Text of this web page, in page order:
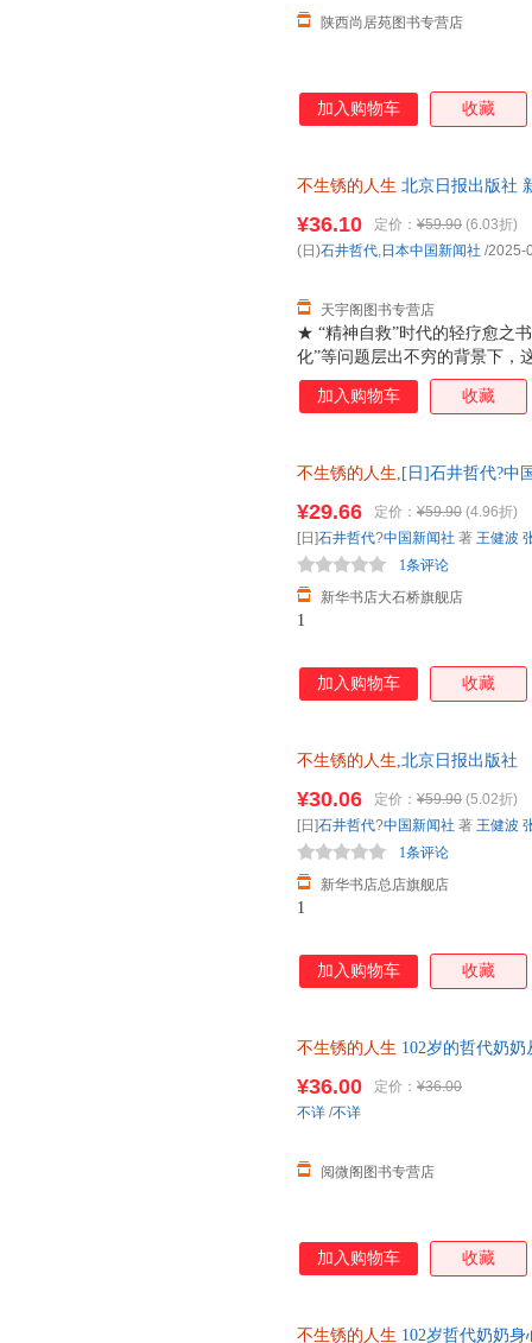
陕西尚居苑图书专营店
加入购物车 收藏
不生锈的人生 北京日报出版社
★ “精神自救”时代的轻疗愈之
化”等问题层出不穷的背景下，
——不是喊口号，而是通过一个
坚定的生活勇气。对年轻人，
在翻一个百岁老人的朋友圈：
★ 哲代奶奶金句语录，慢慢读
点，心就亮起来了。3愿望很多
疾病也
¥36.10 定价： ¥59.90 (6.03折)
天宇阁图书专营店
(日)石井哲代,日本中国新闻社 /2025-
加入购物车 收藏
不生锈的人生,[日]石井哲代?中
达！
1
¥29.66 定价： ¥59.90 (4.96折)
新华书店大石桥旗舰店
1条评论
[日]石井哲代?中国新闻社 著 王健波
加入购物车 收藏
不生锈的人生,北京日报出版社
1
¥30.06 定价： ¥59.90 (5.02折)
新华书店总店旗舰店
1条评论
[日]石井哲代?中国新闻社 著 王健波
加入购物车 收藏
不生锈的人生 102岁的哲代奶
¥36.00 定价： ¥36.00
阅微阁图书专营店
不详 /不详
加入购物车 收藏
不生锈的人生 102岁哲代奶奶